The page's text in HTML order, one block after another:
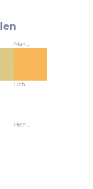
Mango - U15246
Lichtgrijs - 314
Hemelsblauw - U18068